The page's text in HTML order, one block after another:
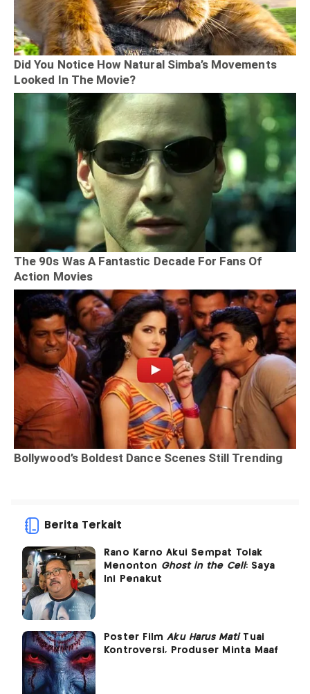
Berita Terkait
Rano Karno Akui Sempat Tolak
Menonton Ghost in the Cell: Saya
Ini Penakut
Poster FilmAku Harus MatiTuai
Kontroversi, Produser Minta Maaf